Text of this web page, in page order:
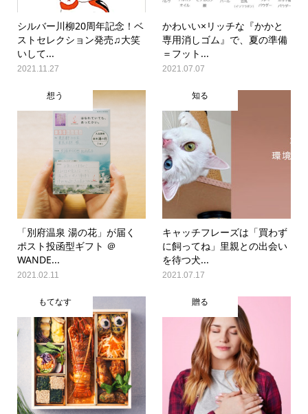
シルバー川柳20周年記念！ベ
ストセレクション発売♫大笑
いして...
2021.11.27
かわいい×リッチな『かかと
専用消しゴム』で、夏の準備
＝フット...
2021.07.07
想う
「別府温泉 湯の花」が届く
ポスト投函型ギフト ＠
WANDE...
2021.02.11
知る
キャッチフレーズは「買わず
に飼ってね」里親との出会い
を待つ犬...
2021.07.17
もてなす 贈る